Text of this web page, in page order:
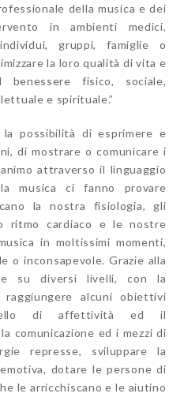
della musica e dei
in ambienti medici,
gruppi, famiglie o
la loro qualità di vita e
fisico, sociale,
e spirituale.”
la possibilità di esprimere e
di mostrare o comunicare i
attraverso il linguaggio
musica ci fanno provare
la nostra fisiologia, gli
ritmo cardiaco e le nostre
in moltissimi momenti,
o inconsapevole. Grazie alla
su diversi livelli, con la
raggiungere alcuni obiettivi
di affettività ed il
comunicazione ed i mezzi di
represse, sviluppare la
dotare le persone di
le arricchiscano e le aiutino